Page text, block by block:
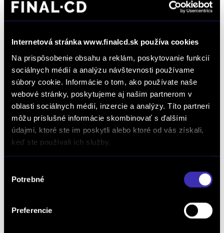
Internetová stránka www.finalcd.sk používa cookies
Na prispôsobenie obsahu a reklám, poskytovanie funkcií
sociálnych médií a analýzu návštevnosti používame
súbory cookie. Informácie o tom, ako používate naše
webové stránky, poskytujeme aj našim partnerom v
oblasti sociálnych médií, inzercie a analýzy. Títo partneri
môžu príslušné informácie skombinovať s ďalšími
údajmi, ktoré ste im poskytli alebo ktoré od vás získali,
keď ste používali ich služby.
súhlasu
Potrebné
Preferencie
* Súhlasím so spracúvaním formulárom poskytnutých osobných údajov na
vybavovania objednávok, dopytov na produkty a služby, žiadostí a podnetov zadaných
spracúvania osobných údajov sa oboznámim TU.
Súhlasím so zasielaním marketingových emailov a elektronických
newslettrov prezentujúcich ponuku a služby autorizovaných predajcov
vozidiel FINAL-CD.
S podmienkami spracúvania osobných údajov na tento účel sa
oboznámim TU.